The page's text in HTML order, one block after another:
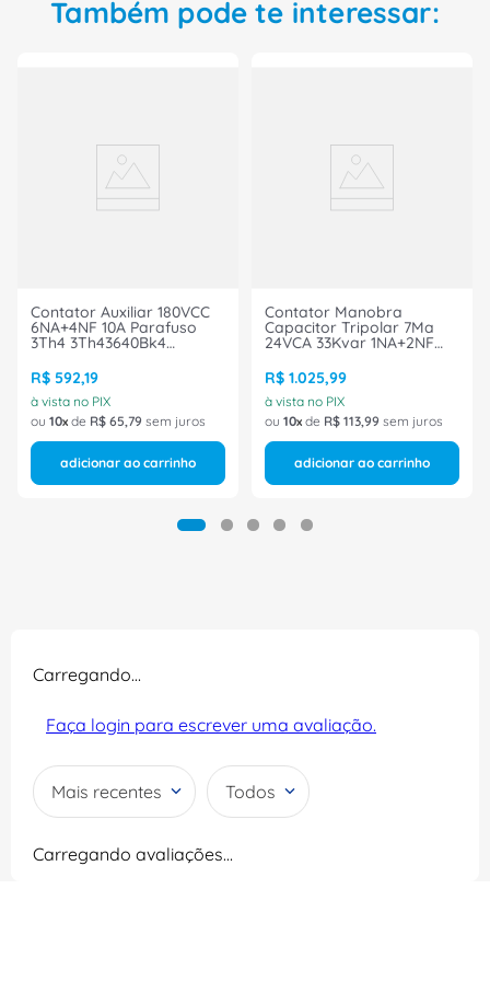
Também pode te interessar:
Contator Auxiliar 180VCC
6NA+4NF 10A Parafuso
3Th4 3Th43640Bk4
R$ 592,19
à vista no PIX
ou 10 de R$ 65,79 sem juros
adicionar ao carrinho
Contator Manobra
Capacitor Tripolar 7Ma
24VCA 33Kvar 1NA+2NF
Siemens
R$ 1.025,99
à vista no PIX
ou 10 de R$ 113,99 sem juros
adicionar ao carrinho
Carregando…
Faça login para escrever uma avaliação.
Mais recentes Todos
Carregando avaliações…